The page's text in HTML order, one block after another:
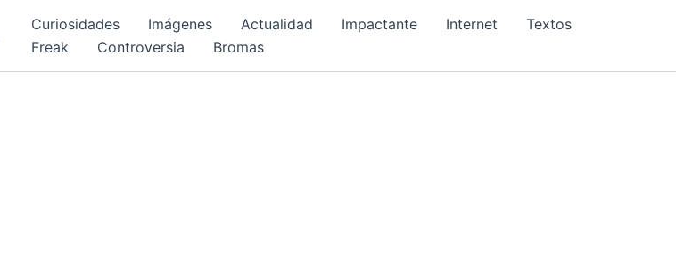
Curiosidades Imágenes Actualidad Impactante Internet
Textos
Freak
Controversia Bromas